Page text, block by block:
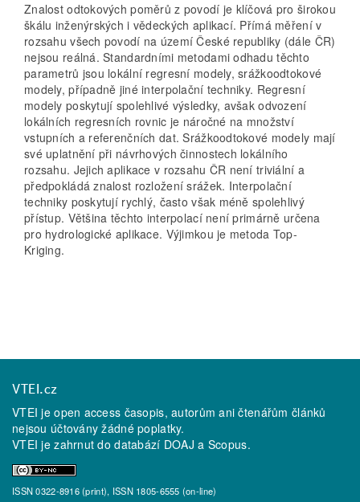
Znalost odtokových poměrů z povodí je klíčová pro širokou
škálu inženýrských i vědeckých aplikací. Přímá měření v
rozsahu všech povodí na území České republiky (dále ČR)
nejsou reálná. Standardními metodami odhadu těchto
parametrů jsou lokální regresní modely, srážkoodtokové
modely, případně jiné interpolační techniky. Regresní
modely poskytují spolehlivé výsledky, avšak odvození
lokálních regresních rovnic je náročné na množství
vstupních a referenčních dat. Srážkoodtokové modely mají
své uplatnění při návrhových činnostech lokálního
rozsahu. Jejich aplikace v rozsahu ČR není triviální a
předpokládá znalost rozložení srážek. Interpolační
techniky poskytují rychlý, často však méně spolehlivý
přístup. Většina těchto interpolací není primárně určena
pro hydrologické aplikace. Výjimkou je metoda Top-
Kriging.
VTEI.cz
VTEI je open access časopis, autorům ani čtenářům článků
nejsou účtovány žádné poplatky.
VTEI je zahrnut do databází DOAJ a Scopus.
ISSN 0322-8916 (print), ISSN 1805-6555 (on-line)